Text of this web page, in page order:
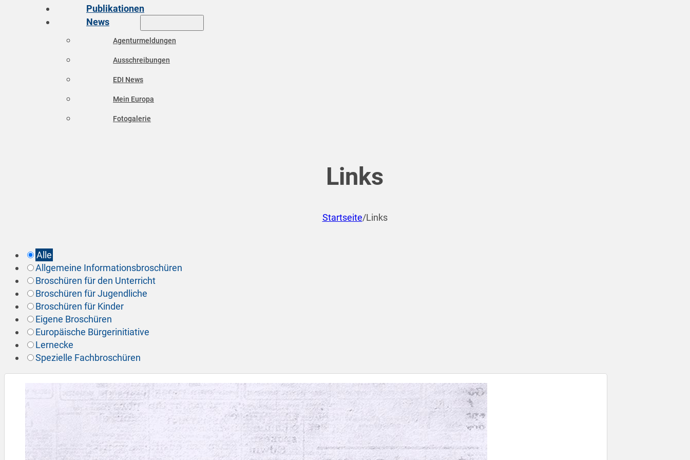
Publikationen
News
Agenturmeldungen
Ausschreibungen
EDI News
Mein Europa
Fotogalerie
Links
Startseite/Links
Alle
Allgemeine Informationsbroschüren
Broschüren für den Unterricht
Broschüren für Jugendliche
Broschüren für Kinder
Eigene Broschüren
Europäische Bürgerinitiative
Lernecke
Spezielle Fachbroschüren